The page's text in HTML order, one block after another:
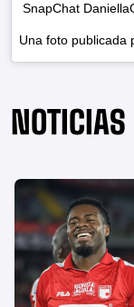
SnapChat